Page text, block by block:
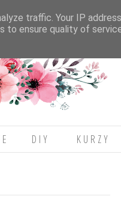
DIY KURZY
traffic. Your IP
to ensure quality of